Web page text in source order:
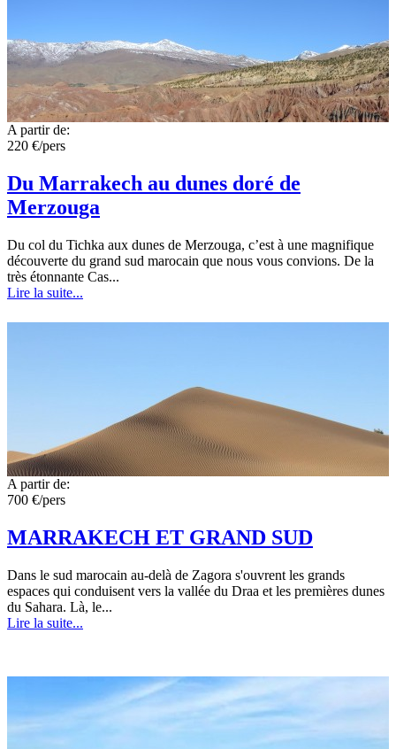
A partir de:
220 €/pers
Du Marrakech au dunes doré de
Merzouga
Du col du Tichka aux dunes de Merzouga, c’est à une magnifique
découverte du grand sud marocain que nous vous convions. De la
très étonnante Cas...
Lire la suite...
A partir de:
700 €/pers
MARRAKECH ET GRAND SUD
Dans le sud marocain au-delà de Zagora s'ouvrent les grands
espaces qui conduisent vers la vallée du Draa et les premières dunes
du Sahara. Là, le...
Lire la suite...